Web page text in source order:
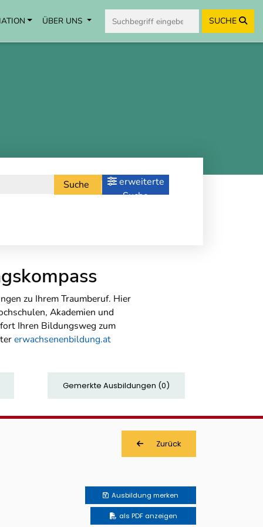
ÜBER UNS SUCHE
Suche
erweiterte
Suche
zu Ihrem Traumberuf. Hier
Akademien und
Ihren Bildungsweg zum
erwachsenenbildung.at
Gemerkte Ausbildungen (0)
Zurück
Ausbildung merken
als PDF anzeigen